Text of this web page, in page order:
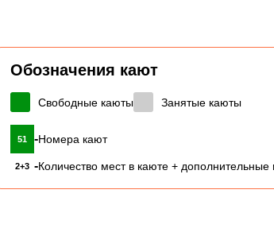
Обозначения кают
Свободные каюты Занятые каюты
51 -Номера кают
2+3 -Количество мест в каюте + дополнительные